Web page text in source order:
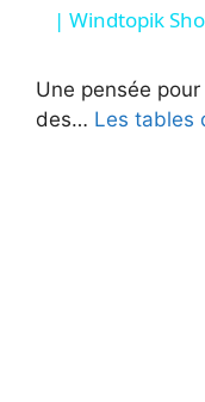
| Windtopik
Une pensée
des… Les tables